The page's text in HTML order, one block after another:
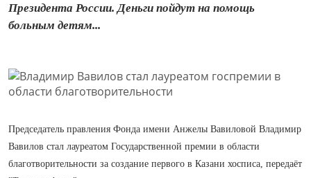
Президента России. Деньги пойдут на помощь
больным детям...
Председатель правления Фонда имени Анжелы Вавиловой Владимир
Вавилов стал лауреатом Государственной премии в области
благотворительности за создание первого в Казани хосписа, передаёт